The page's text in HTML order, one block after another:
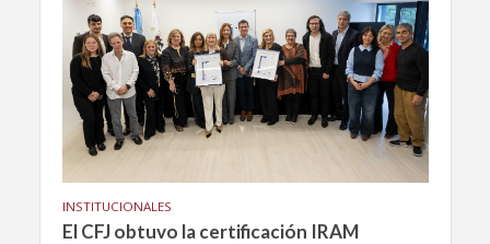
INSTITUCIONALES
El CFJ obtuvo la certificación IRAM